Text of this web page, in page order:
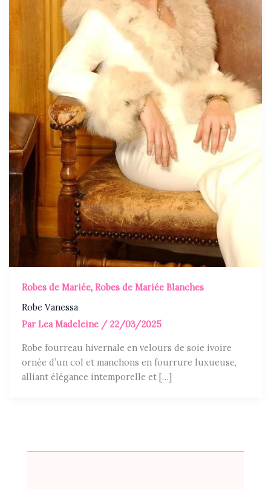
Robes de Mariée,Robes de Mariée Blanches
Robe Vanessa
ParLea Madeleine / 22/03/2025
Robe fourreau hivernale en velours de soie ivoire
ornée d’un col et manchons en fourrure luxueuse,
alliant élégance intemporelle et […]